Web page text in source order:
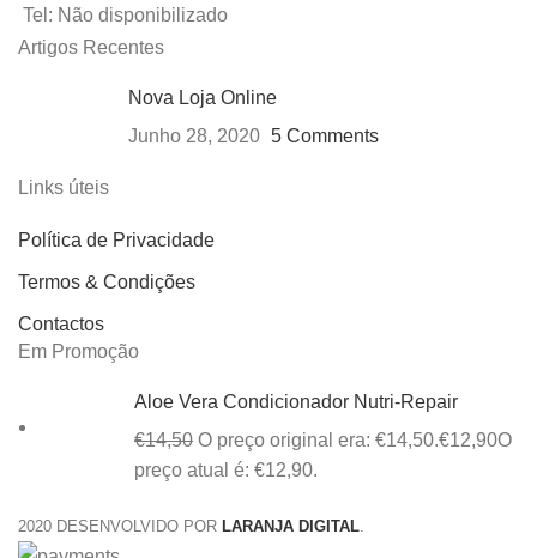
Tel: Não disponibilizado
Artigos Recentes
Nova Loja Online
Junho 28, 2020 5 Comments
Links úteis
Política de Privacidade
Termos & Condições
Contactos
Em Promoção
Aloe Vera Condicionador Nutri-Repair
€14,50 O preço original era: €14,50.€12,90O
preço atual é: €12,90.
2020 DESENVOLVIDO POR LARANJA DIGITAL